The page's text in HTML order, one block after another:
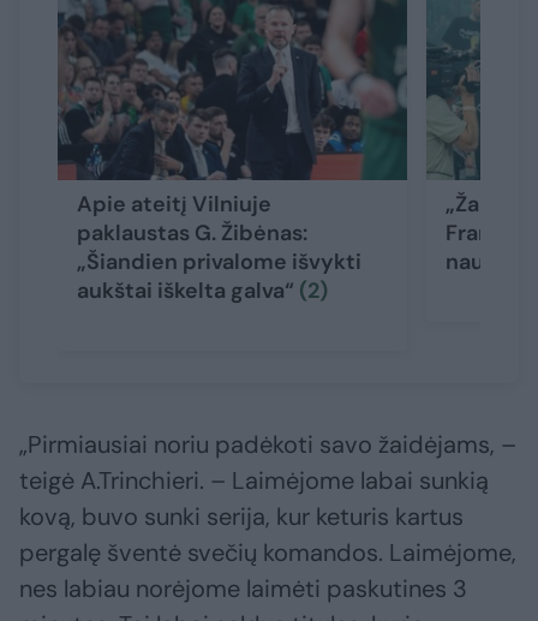
Apie ateitį Vilniuje
paklaustas G. Žibėnas:
„Šiandien privalome išvykti
aukštai iškelta galva“ (2)
„Pirmiausiai noriu padėkoti savo žaidėjams, –
teigė A.Trinchieri. – Laimėjome labai sunkią
kovą, buvo sunki serija, kur keturis kartus
pergalę šventė svečių komandos. Laimėjome,
nes labiau norėjome laimėti paskutines 3